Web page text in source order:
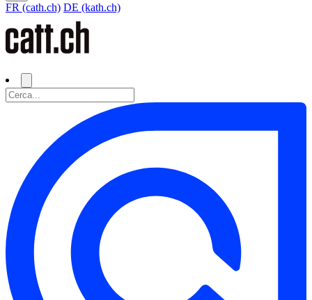
FR (cath.ch) DE (kath.ch)